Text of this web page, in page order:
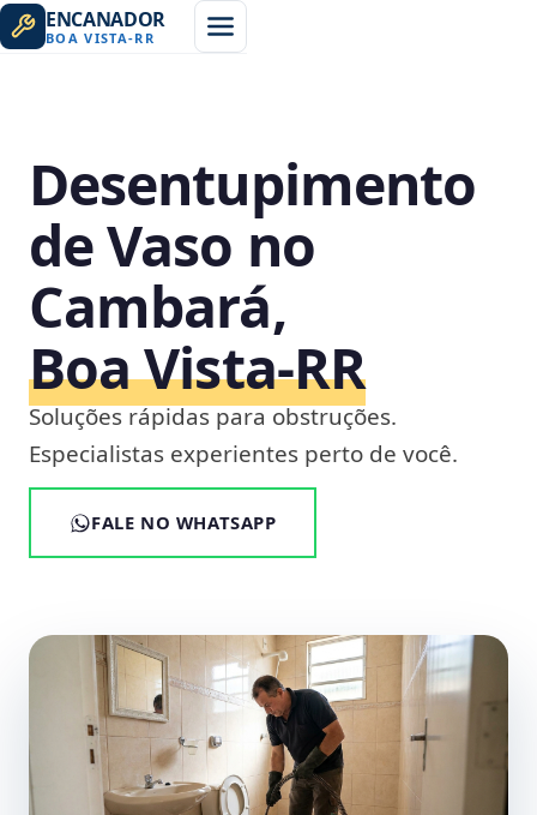
ENCANADOR
BOA VISTA-RR
Desentupimento
de Vaso no
Cambará,
Boa Vista‑RR
Soluções rápidas para obstruções.
Especialistas experientes perto de você.
FALE NO WHATSAPP